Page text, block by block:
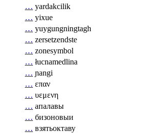
… yardakcilik
… yixue
… yuygungningtagh
… zersetzendste
… zonesymbol
… łucnamedlina
… ɲangi
… επαν
… υεμενη
… апалавы
… бизоновыи
… взятьоктаву